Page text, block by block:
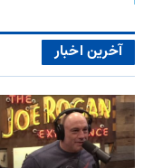
آخرین اخبار